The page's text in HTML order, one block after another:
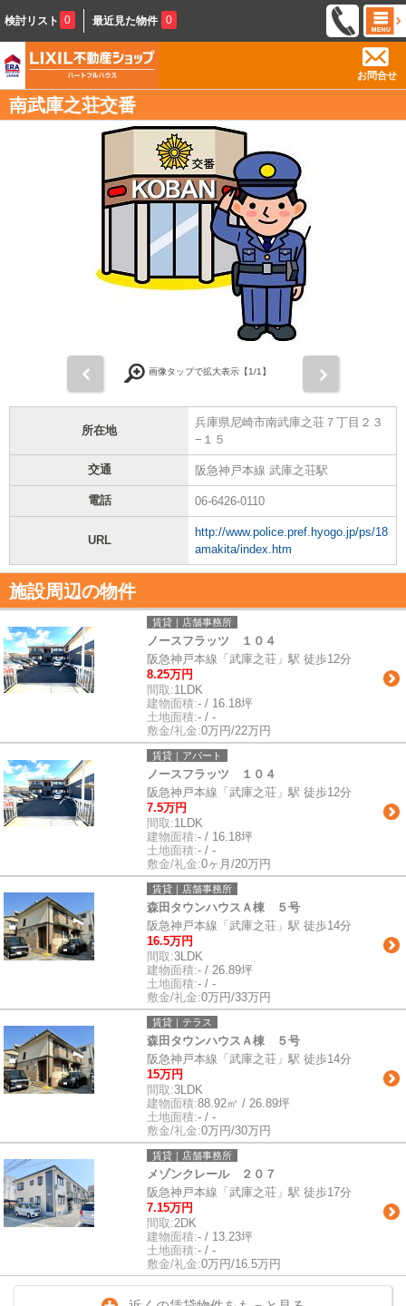
検討リスト 0 最近見た物件 0
お問合せ
南武庫之荘交番
画像タップで拡大表示【1/1】
所在地
兵庫県尼崎市南武庫之荘７丁目２３
−１５
交通 阪急神戸本線 武庫之荘駅
電話 06-6426-0110
URL
http://www.police.pref.hyogo.jp/ps/18
amakita/index.htm
施設周辺の物件
賃貸｜店舗事務所
ノースフラッツ １０４
阪急神戸本線「武庫之荘」駅 徒歩12分
8.25万円
間取:1LDK
建物面積:- / 16.18坪
土地面積:- / -
敷金/礼金:0万円/22万円
賃貸｜アパート
ノースフラッツ １０４
阪急神戸本線「武庫之荘」駅 徒歩12分
7.5万円
間取:1LDK
建物面積:- / 16.18坪
土地面積:- / -
敷金/礼金:0ヶ月/20万円
賃貸｜店舗事務所
森田タウンハウスＡ棟 ５号
阪急神戸本線「武庫之荘」駅 徒歩14分
16.5万円
間取:3LDK
建物面積:- / 26.89坪
土地面積:- / -
敷金/礼金:0万円/33万円
賃貸｜テラス
森田タウンハウスＡ棟 ５号
阪急神戸本線「武庫之荘」駅 徒歩14分
15万円
間取:3LDK
建物面積:88.92㎡ / 26.89坪
土地面積:- / -
敷金/礼金:0万円/30万円
賃貸｜店舗事務所
メゾンクレール ２０７
阪急神戸本線「武庫之荘」駅 徒歩17分
7.15万円
間取:2DK
建物面積:- / 13.23坪
土地面積:- / -
敷金/礼金:0万円/16.5万円